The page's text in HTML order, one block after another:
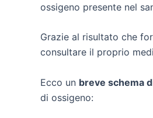
ossigeno presente nel
Grazie al risultato che
consultare il proprio
Ecco un breve schema
di ossigeno: